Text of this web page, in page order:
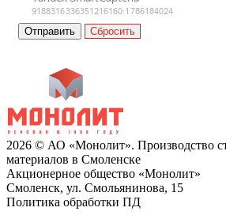
Сбросить
2026 © АО «Монолит». Производство
материалов в Смоленске
Акционерное общество «Монолит»
Смоленск, ул. Смольянинова, 15
Политика обработки ПД